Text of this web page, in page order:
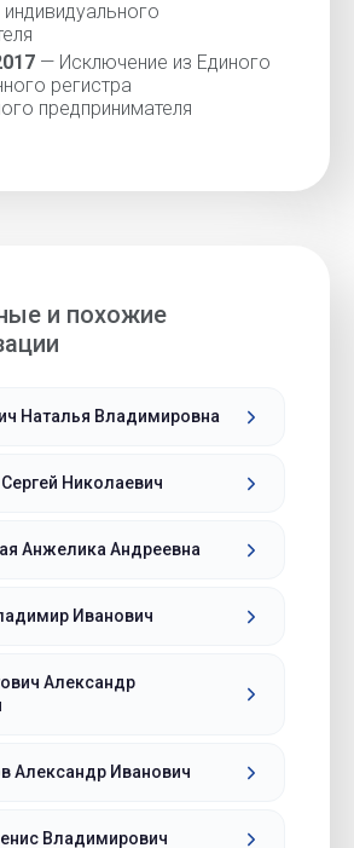
— Исключение из Единого
регистра
предпринимателя
и похожие
Наталья Владимировна
Николаевич
Анжелика Андреевна
Иванович
Александр
Александр Иванович
Владимирович